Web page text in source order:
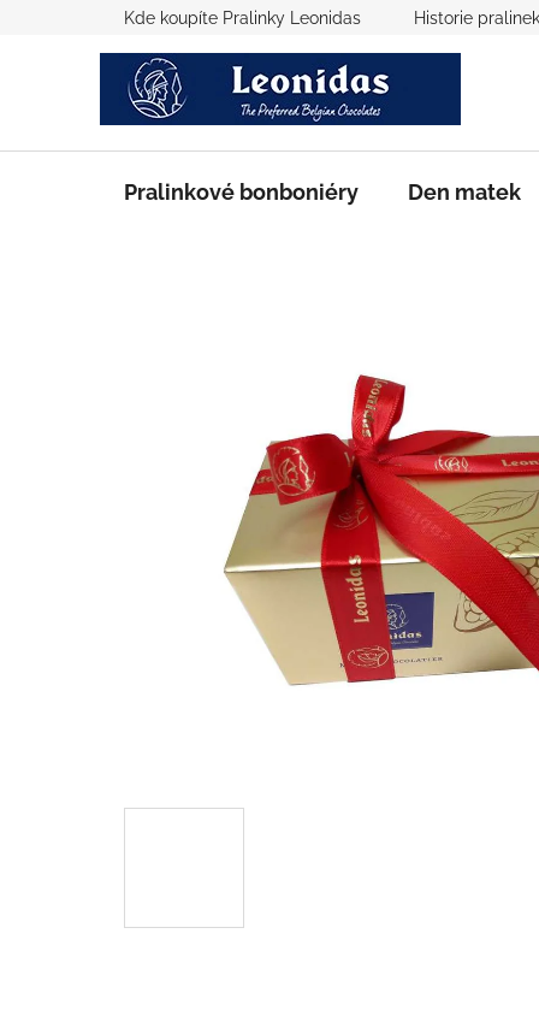
Kde koupíte Pralinky Leonidas Historie
Pralinkové bonboniéry Den matek